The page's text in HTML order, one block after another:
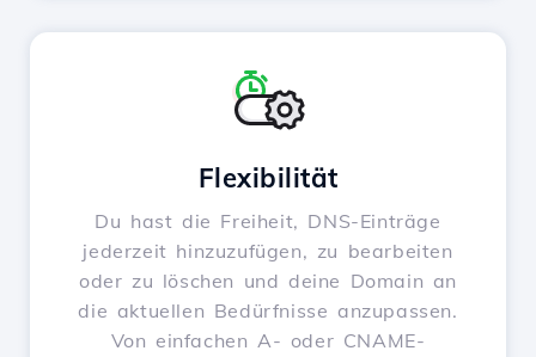
Flexibilität
Du hast die Freiheit, DNS-Einträge
jederzeit hinzuzufügen, zu bearbeiten
oder zu löschen und deine Domain an
die aktuellen Bedürfnisse anzupassen.
Von einfachen A- oder CNAME-